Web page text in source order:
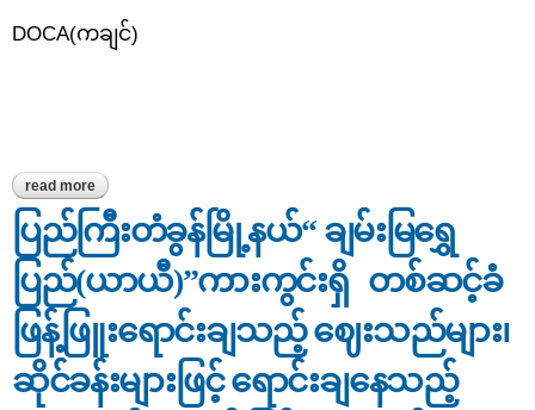
DOCA(ကချင်)
read more about ဈေးကွက်စောင့်ကြည့်စစ်ဆေးခြင်း
ပြည်ကြီးတံခွန်မြို့နယ်“ ချမ်းမြရွှေ
ပြည်(ယာယီ)”ကားကွင်းရှိ တစ်ဆင့်ခံ
ဖြန့်ဖြူးရောင်းချသည့် ဈေးသည်များ၊
ဆိုင်ခန်းများဖြင့် ရောင်းချနေသည့်